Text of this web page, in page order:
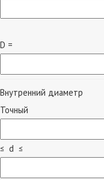
D =
Внутренний диаметр
Точный
≤ d ≤